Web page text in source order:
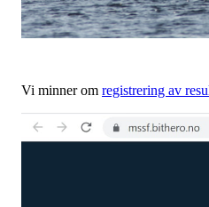
Vi minner om registrering av